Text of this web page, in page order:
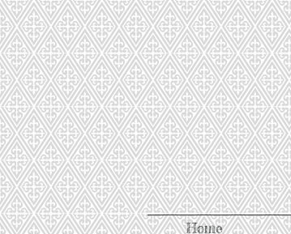
Home